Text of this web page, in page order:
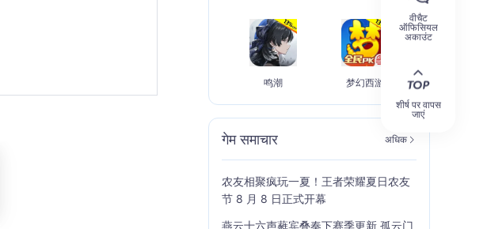
鸣潮 梦幻西游
गेम समाचार अधिक
农友相聚疯玩一夏！王者荣耀夏日农友
节 8 月 8 日正式开幕
燕云十六声蕤宾叠奏下赛季更新 孤云门
वीचैट
ऑफिसियल
अकाउंट
शीर्ष पर वापस
जाएं